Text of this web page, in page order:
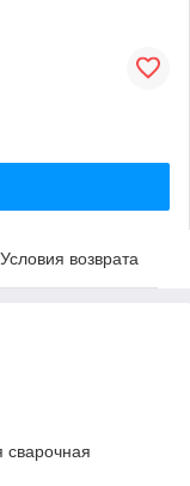
Условия возврата
сварочная